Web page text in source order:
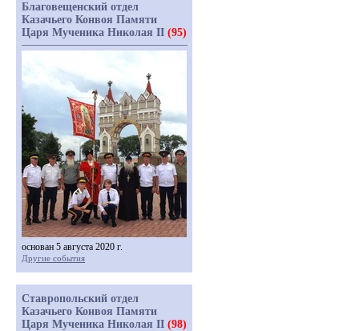
Благовещенский отдел
Казачьего Конвоя Памяти
Царя Мученика Николая II (95)
основан 5 августа 2020 г.
Другие события
Ставропольский отдел
Казачьего Конвоя Памяти
Царя Мученика Николая II (98)